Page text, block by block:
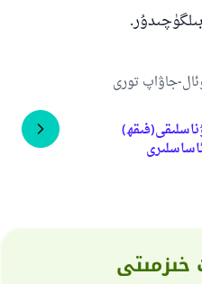
جاۋاپ تورى
خىزمىتى